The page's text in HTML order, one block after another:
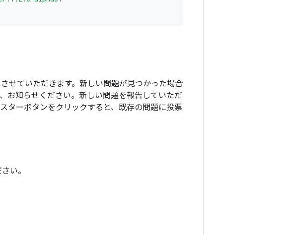
せていただきます。新しい問題が見つかった場合
お知らせください。新しい問題を報告していただ
ターボタンをクリックすると、既存の問題に投票
い。